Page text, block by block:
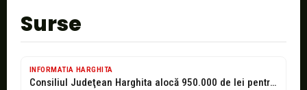
Surse
INFORMATIA HARGHITA
Consiliul Judeţean Harghita alocă 950.000 de lei pentru finanţarea proiectelor sociale -